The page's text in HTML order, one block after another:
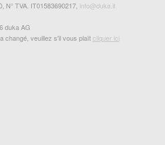
TVA. IT01583690217, info@duka.it
duka AG
changé, veuillez s′il vous plaîtcliquer ici